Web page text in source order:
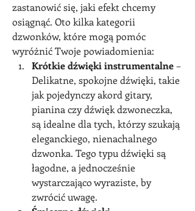
zastanowić się, jaki efekt chcemy
osiągnąć. Oto kilka kategorii
dzwonków, które mogą pomóc
wyróżnić Twoje powiadomienia:
Krótkie dźwięki instrumentalne –
Delikatne, spokojne dźwięki, takie
jak pojedynczy akord gitary,
pianina czy dźwięk dzwoneczka,
są idealne dla tych, którzy szukają
eleganckiego, nienachalnego
dzwonka. Tego typu dźwięki są
łagodne, a jednocześnie
wystarczająco wyraziste, by
zwrócić uwagę.